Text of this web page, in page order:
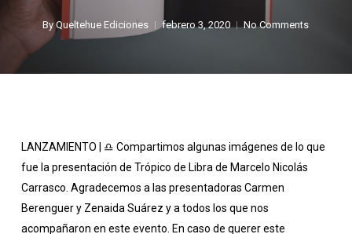
By Queltehue Ediciones febrero 3, 2020 No Comments
LANZAMIENTO | ♎ Compartimos algunas imágenes de lo que
fue la presentación de Trópico de Libra de Marcelo Nicolás
Carrasco. Agradecemos a las presentadoras Carmen
Berenguer y Zenaida Suárez y a todos los que nos
acompañaron en este evento. En caso de querer este